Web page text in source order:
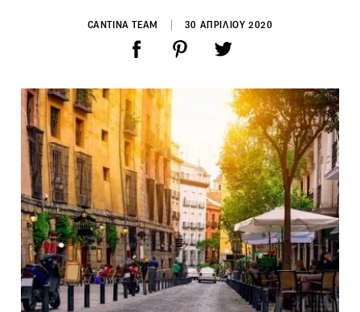
CANTINA TEAM 30 ΑΠΡΙΛΙΟΥ 2020